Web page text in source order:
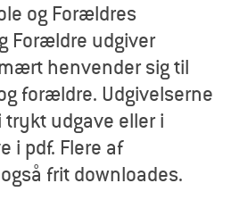
og Forældres
Forældre udgiver
henvender sig til
forældre. Udgivelserne
udgave eller i
i pdf. Flere af
frit downloades.